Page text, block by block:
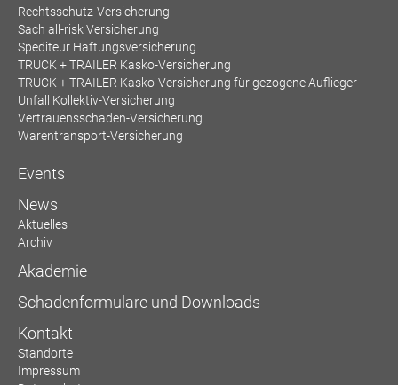
Rechtsschutz-Versicherung
Sach all-risk Versicherung
Spediteur Haftungsversicherung
TRUCK + TRAILER Kasko-Versicherung
TRUCK + TRAILER Kasko-Versicherung für gezogene Auflieger
Unfall Kollektiv-Versicherung
Vertrauensschaden-Versicherung
Warentransport-Versicherung
Events
News
Aktuelles
Archiv
Akademie
Schadenformulare und Downloads
Kontakt
Standorte
Impressum